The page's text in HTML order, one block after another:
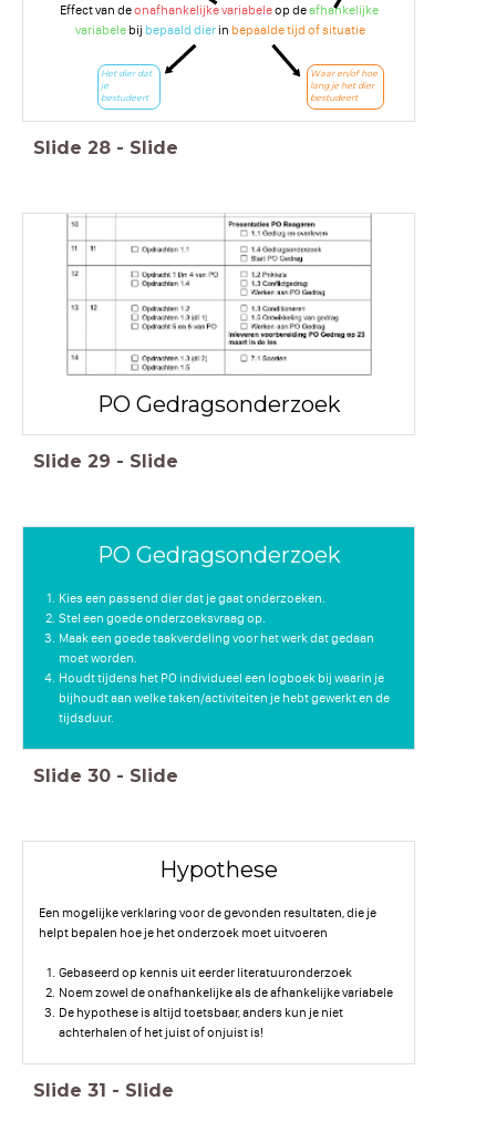
Effect van deonafhankelijke variabeleop deafhankelijke
variabelebij bepaald dierin bepaalde tijd of situatie
Het dier dat
je
bestudeert
Waar en/of hoe
lang je het dier
bestudeert
Slide 28 - Slide
PO Gedragsonderzoek
Slide 29 - Slide
PO Gedragsonderzoek
Kies een passend dier dat je gaat onderzoeken.
Stel een goede onderzoeksvraag op.
Maak een goede taakverdeling voor het werk dat gedaan
moet worden.
Houdt tijdens het PO individueel een logboek bij waarin je
bijhoudt aan welke taken/activiteiten je hebt gewerkt en de
tijdsduur.
Slide 30 - Slide
Hypothese
Een mogelijke verklaring voor de gevonden resultaten, die je
helpt bepalen hoe je het onderzoek moet uitvoeren
Gebaseerd op kennis uit eerder literatuuronderzoek
Noem zowel de onafhankelijke als de afhankelijke variabele
De hypothese is altijd toetsbaar, anders kun je niet
achterhalen of het juist of onjuist is!
Slide 31 - Slide